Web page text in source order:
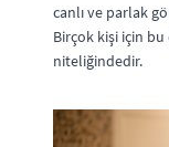
canlı ve parlak
Birçok kişi için
niteliğindedir.